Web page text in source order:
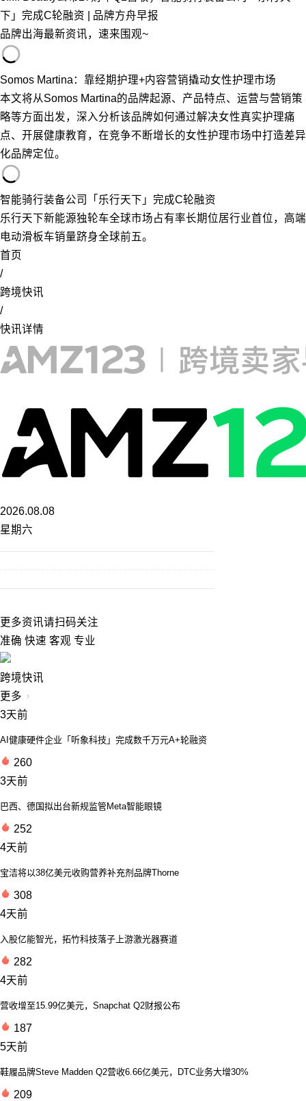
下」完成C轮融资 | 品牌方舟早报
品牌出海最新资讯，速来围观~
Somos Martina：靠经期护理+内容营销撬动女性护理市场
本文将从Somos Martina的品牌起源、产品特点、运营与营销策
略等方面出发，深入分析该品牌如何通过解决女性真实护理痛
点、开展健康教育，在竞争不断增长的女性护理市场中打造差异
化品牌定位。
智能骑行装备公司「乐行天下」完成C轮融资
乐行天下新能源独轮车全球市场占有率长期位居行业首位，高端
电动滑板车销量跻身全球前五。
首页
/
跨境快讯
/
快讯详情
2026.08.08
星期六
更多资讯请扫码关注
准确 快速 客观 专业
跨境快讯
更多
3天前
AI健康硬件企业「听象科技」完成数千万元A+轮融资
260
3天前
巴西、德国拟出台新规监管Meta智能眼镜
252
4天前
宝洁将以38亿美元收购营养补充剂品牌Thorne
308
4天前
入股亿能智光，拓竹科技落子上游激光器赛道
282
4天前
营收增至15.99亿美元，Snapchat Q2财报公布
187
5天前
鞋履品牌Steve Madden Q2营收6.66亿美元，DTC业务大增30%
209